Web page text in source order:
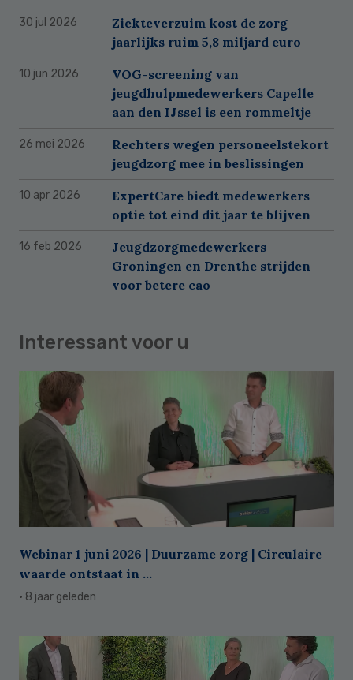
30 jul 2026
Ziekteverzuim kost de zorg
jaarlijks ruim 5,8 miljard euro
10 jun 2026
VOG-screening van
jeugdhulpmedewerkers Capelle
aan den IJssel is een rommeltje
26 mei 2026
Rechters wegen personeelstekort
jeugdzorg mee in beslissingen
10 apr 2026
ExpertCare biedt medewerkers
optie tot eind dit jaar te blijven
16 feb 2026
Jeugdzorgmedewerkers
Groningen en Drenthe strijden
voor betere cao
Interessant voor u
Webinar 1 juni 2026 | Duurzame zorg | Circulaire
waarde ontstaat in ...
· 8 jaar geleden